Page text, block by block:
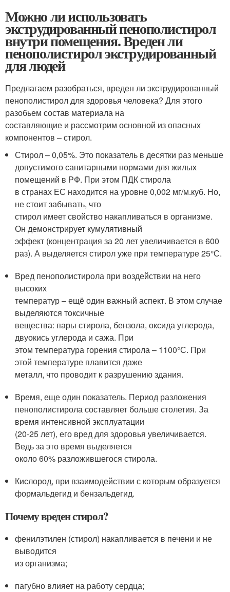
Можно ли использовать
экструдированный пенополистирол
внутри помещения. Вреден ли
пенополистирол экструдированный
для людей
Предлагаем разобраться, вреден ли экструдированный
пенополистирол для здоровья человека? Для этого
разобьем состав материала на
составляющие и рассмотрим основной из опасных
компонентов – стирол.
Стирол – 0,05%. Это показатель в десятки раз меньше
допустимого санитарными нормами для жилых
помещений в РФ. При этом ПДК стирола
в странах ЕС находится на уровне 0,002 мг/м.куб. Но,
не стоит забывать, что
стирол имеет свойство накапливаться в организме.
Он демонстрирует кумулятивный
эффект (концентрация за 20 лет увеличивается в 600
раз). А выделяется стирол уже при температуре 25°С.
Вред пенополистирола при воздействии на него
высоких
температур – ещё один важный аспект. В этом случае
выделяются токсичные
вещества: пары стирола, бензола, оксида углерода,
двуокись углерода и сажа. При
этом температура горения стирола – 1100°С. При
этой температуре плавится даже
металл, что проводит к разрушению здания.
Время, еще один показатель. Период разложения
пенополистирола составляет больше столетия. За
время интенсивной эксплуатации
(20-25 лет), его вред для здоровья увеличивается.
Ведь за это время выделяется
около 60% разложившегося стирола.
Кислород, при взаимодействии с которым образуется
формальдегид и бензальдегид.
Почему вреден стирол?
фенилэтилен (стирол) накапливается в печени и не
выводится
из организма;
пагубно влияет на работу сердца;